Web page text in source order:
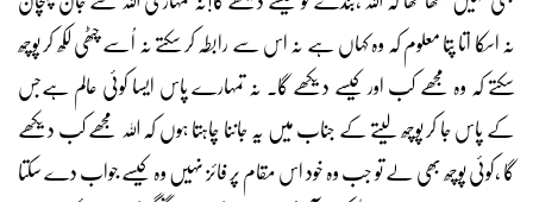
نہ اسکا اتا پتا معلوم کہ وہ کہاں ہے نہ اس سے رابطہ کر سکتے نہ اُسے چٹھی لکھ کر پوچھ
سکتے کہ وہ مجھے کب اور کیسے دیکھے گا۔ نہ تمہارے پاس ایسا کوئی عالم ہےجس
کے پاس جا کر پوچھ لیتے کے جناب میں یہ جاننا چاہتا ہوں کہ اللہ مجھے کب دیکھے
گا ،کوئی پوچھ بھی لے تو جب وہ خود اس مقام پر فائز نہیں وہ کیسے جواب دے سکتا